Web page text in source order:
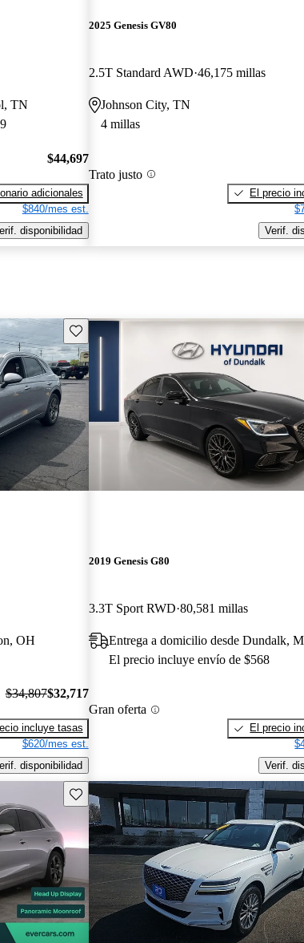
TN
$44,697
adicionales
$840/mes est.
disponibilidad
2025 Genesis GV80
2.5T Standard AWD 46,175 millas
Johnson City, TN
4 millas
Trato justo
El precio
Verif.
Guarda este Aviso
OH
$34,807$32,717
incluye tasas
$620/mes est.
disponibilidad
2019 Genesis G80
3.3T Sport RWD 80,581 millas
Entrega a domicilio desde Dundalk,
El precio incluye envío de $568
Gran oferta
El precio
Verif.
Guarda este Aviso